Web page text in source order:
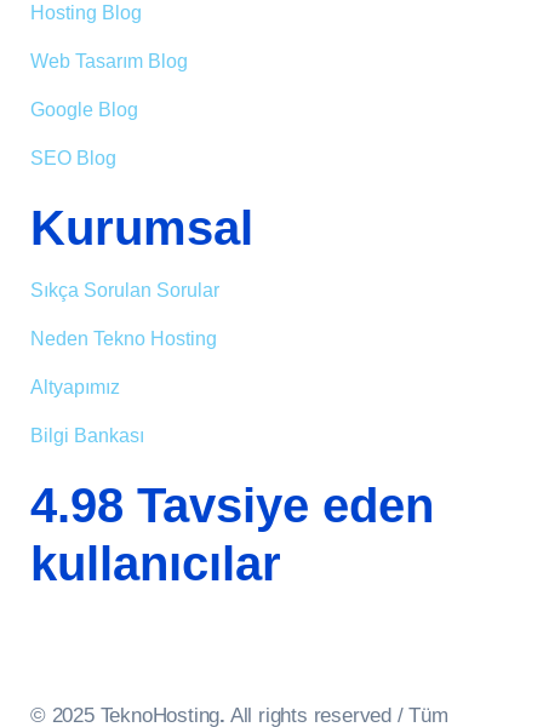
Hosting Blog
Web Tasarım Blog
Google Blog
SEO Blog
Kurumsal
Sıkça Sorulan Sorular
Neden Tekno Hosting
Altyapımız
Bilgi Bankası
4.98 Tavsiye eden
kullanıcılar
© 2025 TeknoHosting. All rights reserved / Tüm